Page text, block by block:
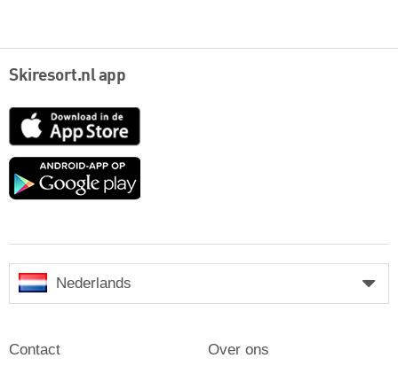
Skiresort.nl app
App
Google
Nederlands
Contact Over ons